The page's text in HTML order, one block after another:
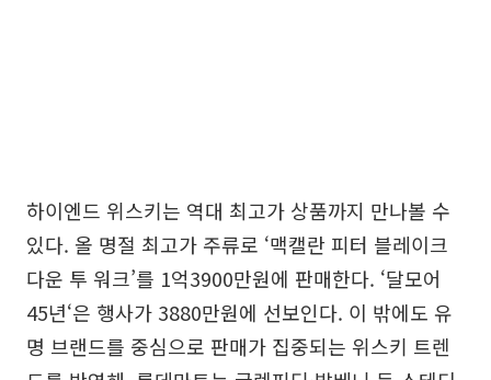
하이엔드 위스키는 역대 최고가 상품까지 만나볼 수
있다. 올 명절 최고가 주류로 ‘맥캘란 피터 블레이크
다운 투 워크’를 1억3900만원에 판매한다. ‘달모어
45년‘은 행사가 3880만원에 선보인다. 이 밖에도 유
명 브랜드를 중심으로 판매가 집중되는 위스키 트렌